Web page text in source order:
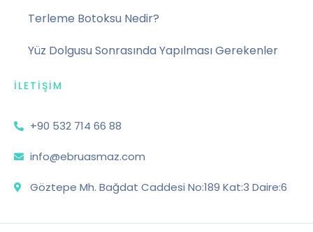
Terleme Botoksu Nedir?
Yüz Dolgusu Sonrasında Yapılması Gerekenler
İLETIŞIM
+90 532 714 66 88
info@ebruasmaz.com
Göztepe Mh. Bağdat Caddesi No:189 Kat:3 Daire:6